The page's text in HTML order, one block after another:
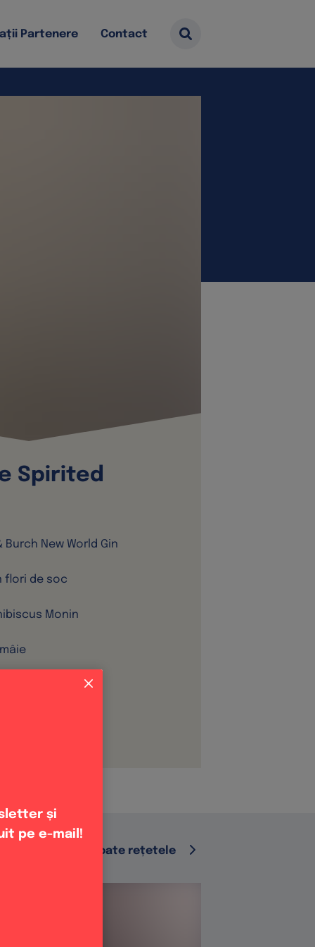
Partenere Contact
Spirited
Burch New World Gin
flori de soc
Monin
Vezi toate rețetele
și
pe e-mail!